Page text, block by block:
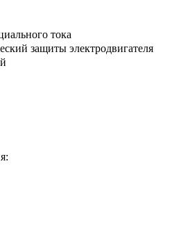
тока
защиты электродвигателя